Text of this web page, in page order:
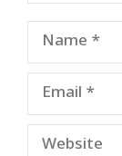
Name
Email
Website